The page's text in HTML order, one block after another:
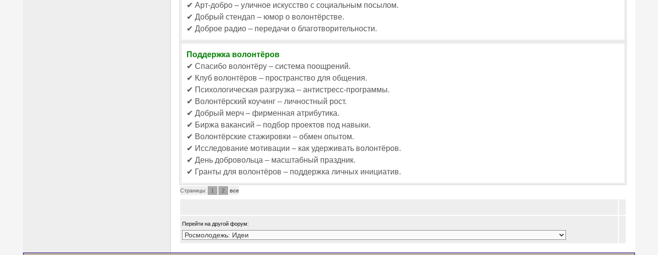
✔ Арт-добро – уличное искусство с социальным посылом.
✔ Добрый стендап – юмор о волонтёрстве.
✔ Доброе радио – передачи о благотворительности.
Поддержка волонтёров
✔ Спасибо волонтёру – система поощрений.
✔ Клуб волонтёров – пространство для общения.
✔ Психологическая разгрузка – антистресс-программы.
✔ Волонтёрский коучинг – личностный рост.
✔ Добрый мерч – фирменная атрибутика.
✔ Биржа вакансий – подбор проектов под навыки.
✔ Волонтёрские стажировки – обмен опытом.
✔ Исследование мотивации – как удерживать волонтёров.
✔ День добровольца – масштабный праздник.
✔ Гранты для волонтёров – поддержка личных инициатив.
Страницы: 1 2 все
Перейти на другой форум: